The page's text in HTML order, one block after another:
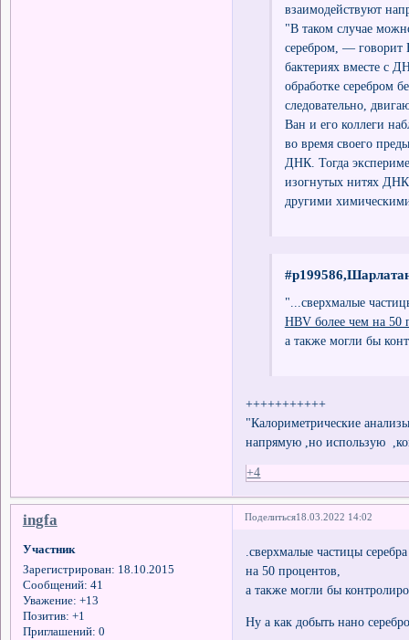
взаимодействуют
"В таком случае
серебром, — говорит
бактериях вместе с
обработке серебром
следовательно,
Ван и его коллеги
во время своего
ДНК. Тогда
изогнутых нитях
другими
"...сверхмалые
HBV более чем на 50
а также могли бы
+++++++++++
"Калориметрические
напрямую ,но использую
+4
Поделиться18.03.2022 14:02
ingfa
Участник
Зарегистрирован: 18.10.2015
Сообщений: 41
Уважение: +13
Позитив: +1
Приглашений: 0
.сверхмалые частицы
на 50 процентов,
а также могли бы
Ну а как добыть нано